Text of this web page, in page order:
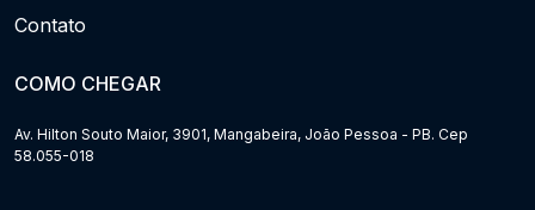
Contato
COMO CHEGAR
Av. Hilton Souto Maior, 3901, Mangabeira, João Pessoa - PB. Cep
58.055-018